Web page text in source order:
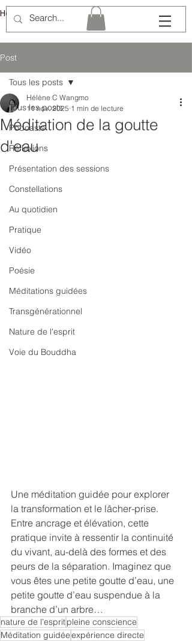
Hélène Lémery
Post
Tous les posts
Podcasts
Réflexions
Présentation des sessions
Constellations
Au quotidien
Pratique
Vidéo
Poésie
Méditations guidées
Transgénérationnel
Nature de l'esprit
Voie du Bouddha
Tous les posts
Méditation de la goutte
d'eau
Hélène C Wangmo
11 nov. 2025 1 min de lecture
Une méditation guidée pour explorer
la transformation et le lâcher-prise.
Entre ancrage et élévation, cette
pratique invite à ressentir la continuité
du vivant, au-delà des formes et des
peurs de la séparation. Imaginez que
vous êtes une petite goutte d’eau, une
petite goutte d’eau suspendue à la
branche d’un arbre…
nature de l’espritpleine conscience
Méditation guidéeexpérience directe